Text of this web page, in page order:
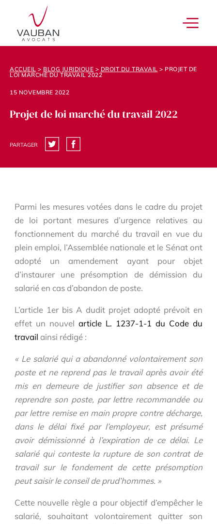
ACCUEIL > BLOG JURIDIQUE > DROIT DU TRAVAIL > PROJET DE
LOI MARCHÉ DU TRAVAIL 2022
15 NOVEMBRE 2022
Projet de loi marché du travail 2022
PARTAGER
Parmi les mesures votées dans le cadre du projet
de loi portant mesures d’urgence relatives au
fonctionnement du marché du travail en vue du
plein emploi, l’Assemblée nationale et le Sénat ont
adopté un amendement ayant pour objet
d’instaurer une présomption de démission du
salarié en cas d’abandon de poste.
L’article 1er bis A dudit projet adopté prévoit en
effet un nouvel article L. 1237-1-1 du Code du
travail ainsi rédigé :
« Le salarié qui a abandonné volontairement son
poste et ne reprend pas le travail après avoir été
mis en demeure de justifier son absence et de
reprendre son poste, par lettre recommandée ou
par lettre remise en main propre contre décharge,
dans le délai fixé par l’employeur, est présumé
avoir démissionné à l’expiration de ce délai. Le
salarié qui conteste la rupture de son contrat de
travail sur le fondement de cette présomption
peut saisir le conseil de prud’hommes. »
Cette nouvelle règle a pour objectif d’empêcher le
salarié, souhaitant volontairement quitter son